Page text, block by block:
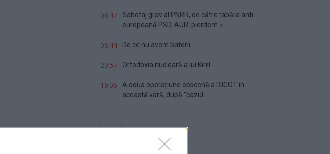
08.47
Sabotaj grav al PNRR, de către tabăra anti-
europeană PSD-AUR: pierdem 5...
06.44 De ce nu avem baterii
20.57 Ortodoxia nucleară a lui Kirill
19.06
A doua operațiune obscenă a DIICOT în
această vară, după ”cazul...